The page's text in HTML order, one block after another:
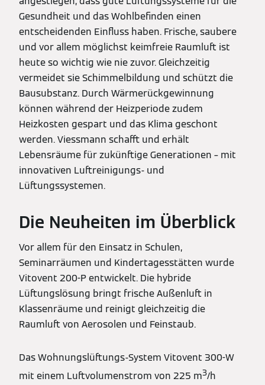
Gesundheit und das Wohlbefinden einen
entscheidenden Einfluss haben. Frische, saubere
und vor allem möglichst keimfreie Raumluft ist
heute so wichtig wie nie zuvor. Gleichzeitig
vermeidet sie Schimmelbildung und schützt die
Bausubstanz. Durch Wärmerückgewinnung
können während der Heizperiode zudem
Heizkosten gespart und das Klima geschont
werden. Viessmann schafft und erhält
Lebensräume für zukünftige Generationen – mit
innovativen Luftreinigungs- und
Lüftungssystemen.
Die Neuheiten im Überblick
Vor allem für den Einsatz in Schulen,
Seminarräumen und Kindertagesstätten wurde
Vitovent 200-P entwickelt. Die hybride
Lüftungslösung bringt frische Außenluft in
Klassenräume und reinigt gleichzeitig die
Raumluft von Aerosolen und Feinstaub.
Das Wohnungslüftungs-System Vitovent 300-W
mit einem Luftvolumenstrom von 225 m3/h